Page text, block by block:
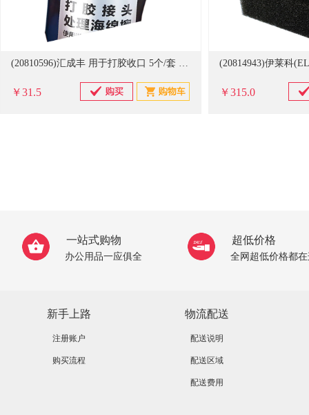
(20810596)汇成丰 用于打胶收口 5个/套 海绵头(单位：套)
￥31.5 ￥315.0
一站式购物
办公用品一应俱全
超低价格
全网超低价格都
新手上路
注册账户
购买流程
物流配送
配送说明
配送区域
配送费用